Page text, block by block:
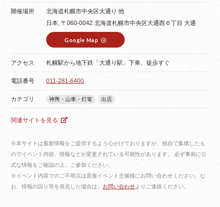
開催場所
北海道札幌市中央区大通り 他
日本, 〒060-0042 北海道札幌市中央区大通西６丁目 大通
Google Map
アクセス 札幌駅から地下鉄「大通り駅」下車、徒歩すぐ
電話番号 011-281-6400
カテゴリ 神輿・山車・灯篭 出店
関連サイトを見る
※本サイトは最新情報をご提供するよう心がけておりますが、独自で集積したも
のでイベント内容、情報などが変更されている可能性があります。 必ず事前に公
式な情報をご確認の上、ご参加ください。
※イベント内容でのご不明点は直接イベント主催様にお問い合わせください。な
お、情報の誤り等を発見した場合は、 お問い合わせよりご連絡ください。